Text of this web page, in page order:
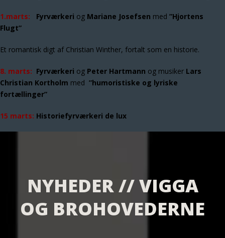
1.marts: Fyrværkeri og Mariane Josefsen med ”Hjortens
Flugt”
Et romantisk digt af Christian Winther, fortalt som en historie.
8. marts: Fyrværkeri og Peter Hartmann og musiker Lars
Christian Kortholm med ”humoristiske og lyriske
fortællinger”
15 marts: Historiefyrværkeri de lux
NYHEDER // VIGGA
OG BROHOVEDERNE